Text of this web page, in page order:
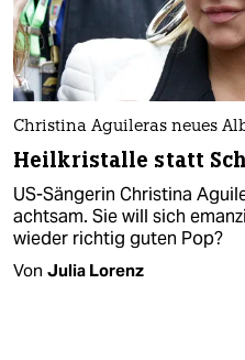
Christina Aguileras neues
Heilkristalle statt
US-Sängerin Christina
achtsam. Sie will sich
wieder richtig guten Pop?
Von Julia Lorenz